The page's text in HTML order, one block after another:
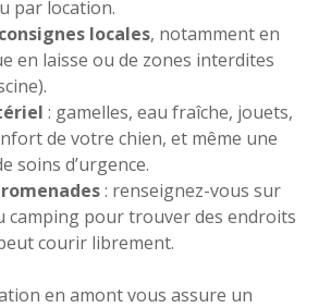
par location.
locales, notamment en
en laisse ou de zones interdites
: gamelles, eau fraîche, jouets,
de votre chien, et même une
soins d’urgence.
: renseignez-vous sur
camping pour trouver des endroits
courir librement.
en amont vous assure un